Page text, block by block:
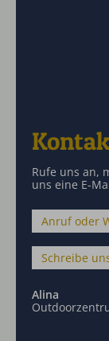
Rufe uns an,
uns eine E-
Anruf oder
Schreibe
Alina